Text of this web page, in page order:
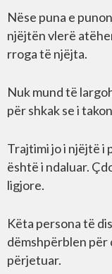
Nëse puna e
njëjtën vlerë
rroga të njëjta.
Nuk mund të
për shkak se i
Trajtimi jo i njëjtë i
është i ndaluar.
ligjore.
Këta persona të
dëmshpërblen
përjetuar.